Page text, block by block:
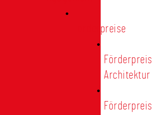
Förderpreise
Förderpreis
Architektur
Förderpreis